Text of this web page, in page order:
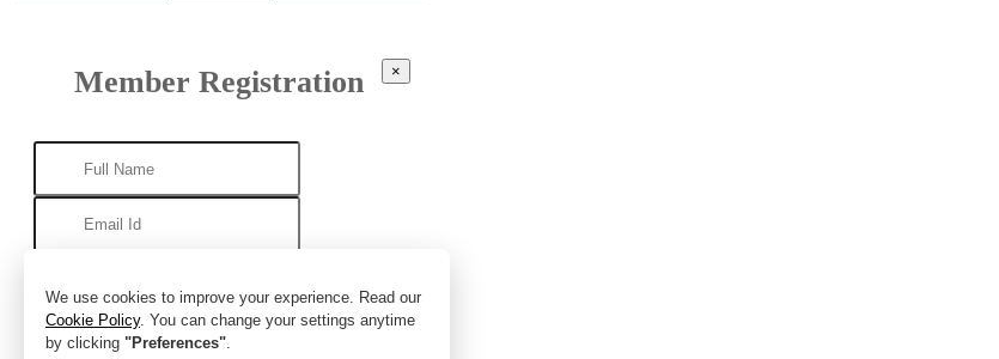
We use cookies to improve your experience. Read our
Cookie Policy. You can change your settings anytime
by clicking "Preferences".
Member Registration ×